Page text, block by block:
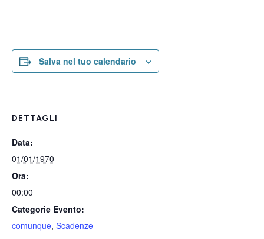
Salva nel tuo calendario
DETTAGLI
Data:
01/01/1970
Ora:
00:00
Categorie Evento:
comunque, Scadenze